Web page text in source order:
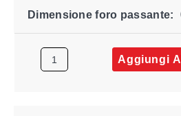
Dimensione foro passante:
Aggiungi